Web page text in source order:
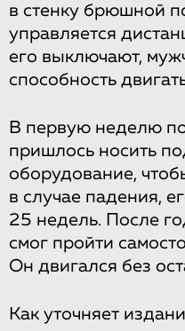
в стенку брюшной
управляется
его выключают,
способность
В первую неделю
пришлось носить
оборудование,
в случае падения,
25 недель. После
смог пройти
Он двигался без
Как уточняет